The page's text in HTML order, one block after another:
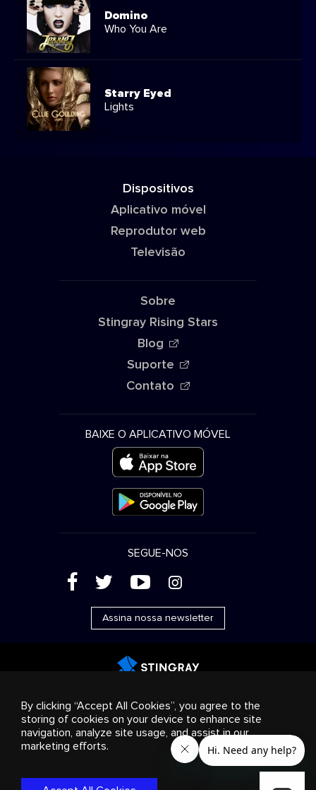
Domino
Who You Are
Starry Eyed
Lights
Dispositivos
Aplicativo móvel
Reprodutor web
Televisão
Sobre
Stingray Rising Stars
Blog
Suporte
Contato
BAIXE O APLICATIVO MÓVEL
SEGUE-NOS
( ' + &
Assina nossa newsletter
consumo
Soluções empresariais Rádio
Sobre nós
Cookies settings
© 2018-2025 Stingray Group Inc. Todos os direitos
reservados. STINGRAY®, STINGRAY® MUSIC e outras marcas e
logotipos relacionados são marcas comerciais do Stingray
Group no Canadá, Estados Unidos da América e outros
By clicking “Accept All Cookies”, you agree to the
storing of cookies on your device to enhance site
navigation, analyze site usage, and assist in our
marketing efforts.